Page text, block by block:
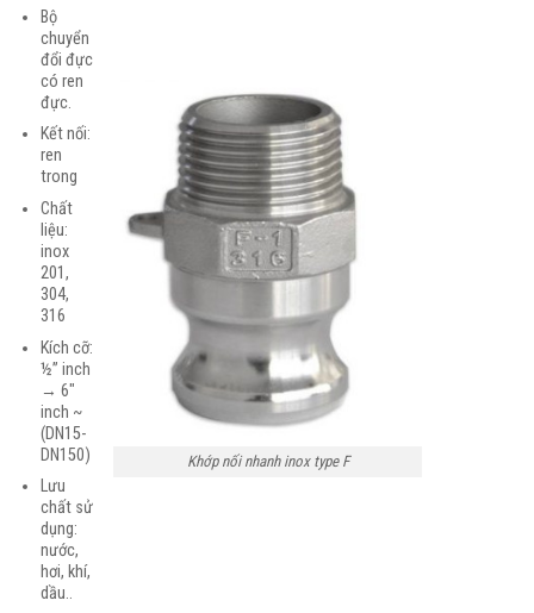
Bộ
chuyển
đổi đực
có ren
đực.
Kết nối:
ren
trong
Chất
liệu:
inox
201,
304,
316
Kích cỡ:
½” inch
→ 6″
inch ~
(DN15-
DN150)
Lưu
chất sử
dụng:
nước,
hơi, khí,
dầu..
Khớp nối nhanh inox type F